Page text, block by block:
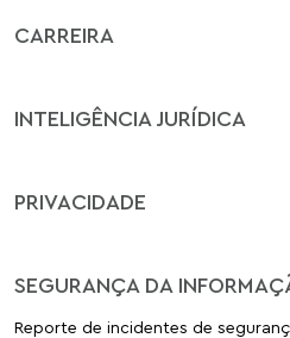
CARREIRA
INTELIGÊNCIA JURÍDICA
PRIVACIDADE
SEGURANÇA DA
Reporte de incidentes de